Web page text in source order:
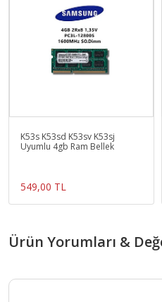
K53s K53sd K53sv K53sj
Uyumlu 4gb Ram Bellek
549,00 TL
Ürün Yorumları &